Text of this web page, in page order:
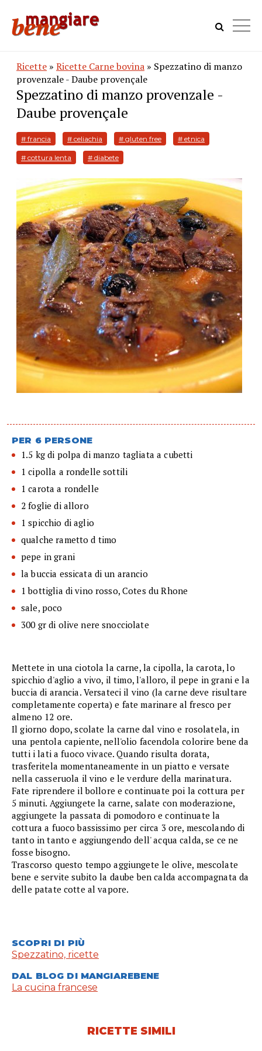
Ricette » Ricette Carne bovina » Spezzatino di manzo
provenzale - Daube provençale
Spezzatino di manzo provenzale -
Daube provençale
# francia # celiachia # gluten free # etnica
# cottura lenta # diabete
PER 6 PERSONE
1.5 kg di polpa di manzo tagliata a cubetti
1 cipolla a rondelle sottili
1 carota a rondelle
2 foglie di alloro
1 spicchio di aglio
qualche rametto d timo
pepe in grani
la buccia essicata di un arancio
1 bottiglia di vino rosso, Cotes du Rhone
sale, poco
300 gr di olive nere snocciolate
Mettete in una ciotola la carne, la cipolla, la carota, lo
spicchio d'aglio a vivo, il timo, l'alloro, il pepe in grani e la
buccia di arancia. Versateci il vino (la carne deve risultare
completamente coperta) e fate marinare al fresco per
almeno 12 ore.
Il giorno dopo, scolate la carne dal vino e rosolatela, in
una pentola capiente, nell'olio facendola colorire bene da
tutti i lati a fuoco vivace. Quando risulta dorata,
trasferitela momentaneamente in un piatto e versate
nella casseruola il vino e le verdure della marinatura.
Fate riprendere il bollore e continuate poi la cottura per
5 minuti. Aggiungete la carne, salate con moderazione,
aggiungete la passata di pomodoro e continuate la
cottura a fuoco bassissimo per circa 3 ore, mescolando di
tanto in tanto e aggiungendo dell' acqua calda, se ce ne
fosse bisogno.
Trascorso questo tempo aggiungete le olive, mescolate
bene e servite subito la daube ben calda accompagnata da
delle patate cotte al vapore.
SCOPRI DI PIÙ
Spezzatino, ricette
DAL BLOG DI MANGIAREBENE
La cucina francese
RICETTE SIMILI